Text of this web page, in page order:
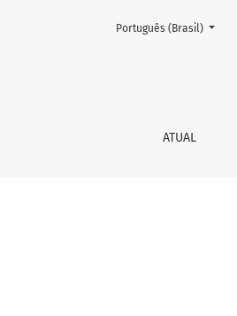
Editorial
ATUAL
Mudar o idioma. O atual é:
Português (Brasil)